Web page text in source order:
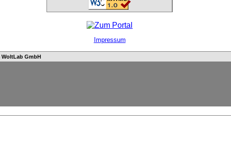
Impressum
WoltLab GmbH